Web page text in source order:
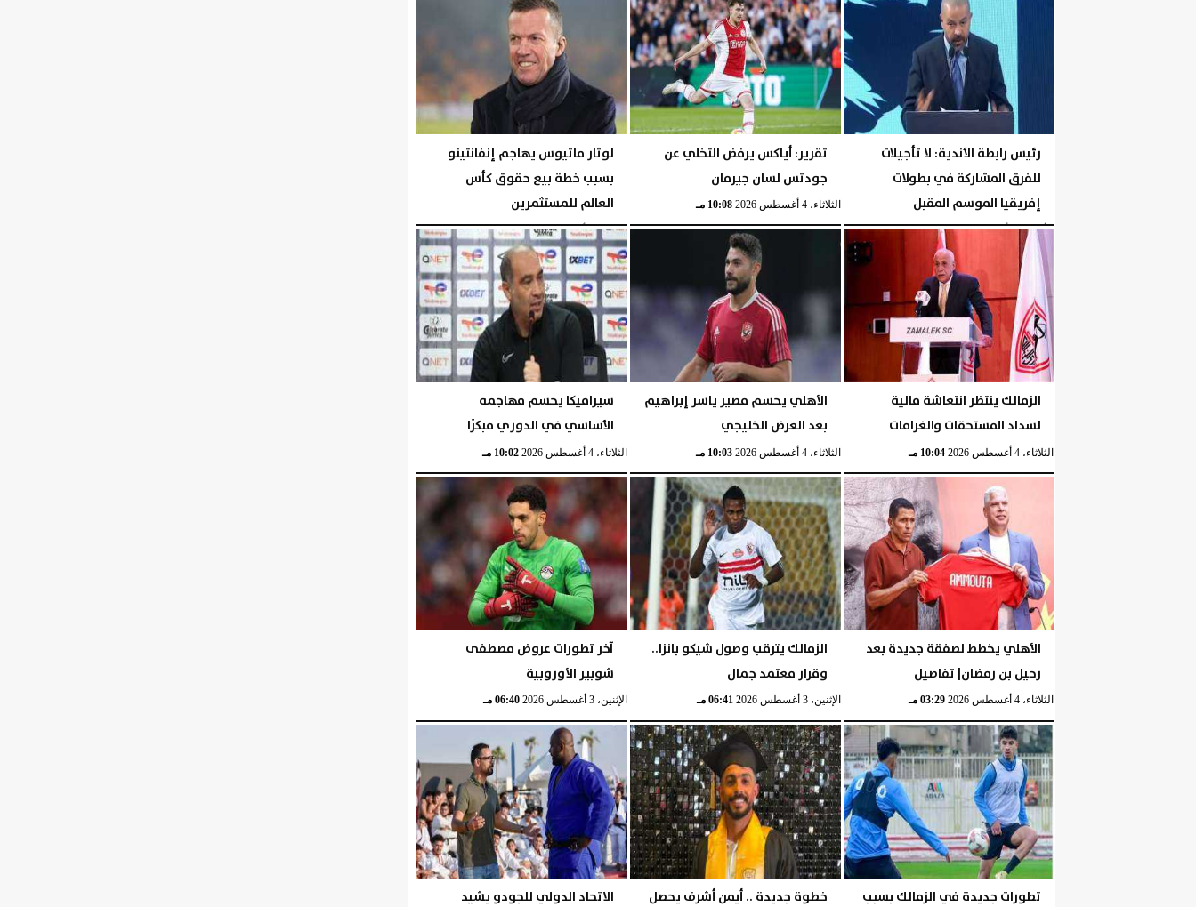
رئيس رابطة الأندية: لا تأجيلات
للفرق المشاركة في بطولات
إفريقيا الموسم المقبل
الأربعاء، 5 أغسطس 2026 04:40 مـ
تقرير: أياكس يرفض التخلي عن
جودتس لسان جيرمان
الثلاثاء، 4 أغسطس 2026 10:08 مـ
لوثار ماتيوس يهاجم إنفانتينو
بسبب خطة بيع حقوق كأس
العالم للمستثمرين
الثلاثاء، 4 أغسطس 2026 10:06 مـ
الزمالك ينتظر انتعاشة مالية
لسداد المستحقات والغرامات
الثلاثاء، 4 أغسطس 2026 10:04 مـ
الأهلي يحسم مصير ياسر إبراهيم
بعد العرض الخليجي
الثلاثاء، 4 أغسطس 2026 10:03 مـ
سيراميكا يحسم مهاجمه
الأساسي في الدوري مبكرًا
الثلاثاء، 4 أغسطس 2026 10:02 مـ
الأهلي يخطط لصفقة جديدة بعد
رحيل بن رمضان| تفاصيل
الثلاثاء، 4 أغسطس 2026 03:29 مـ
الزمالك يترقب وصول شيكو بانزا..
وقرار معتمد جمال
الإثنين، 3 أغسطس 2026 06:41 مـ
آخر تطورات عروض مصطفى
شوبير الأوروبية
الإثنين، 3 أغسطس 2026 06:40 مـ
تطورات جديدة في الزمالك بسبب خطوة جديدة .. أيمن أشرف يحصل الاتحاد الدولي للجودو يشيد